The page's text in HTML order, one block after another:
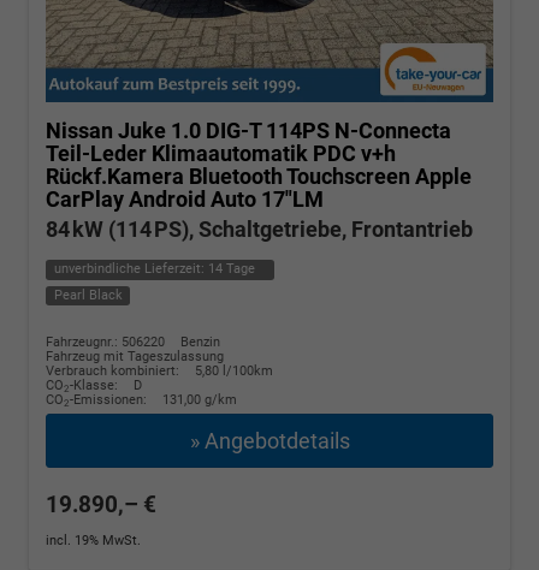
Nissan Juke 1.0 DIG-T 114PS N-Connecta
Teil-Leder Klimaautomatik PDC v+h
Rückf.Kamera Bluetooth Touchscreen Apple
CarPlay Android Auto 17"LM
84 kW (114 PS), Schaltgetriebe, Frontantrieb
unverbindliche Lieferzeit: 14 Tage
Pearl Black
Fahrzeugnr.: 506220
Benzin
Fahrzeug mit Tageszulassung
Verbrauch kombiniert:
5,80 l/100km
CO2-Klasse:
D
CO2-Emissionen: 131,00 g/km
» Angebotdetails
19.890,– €
incl. 19% MwSt.